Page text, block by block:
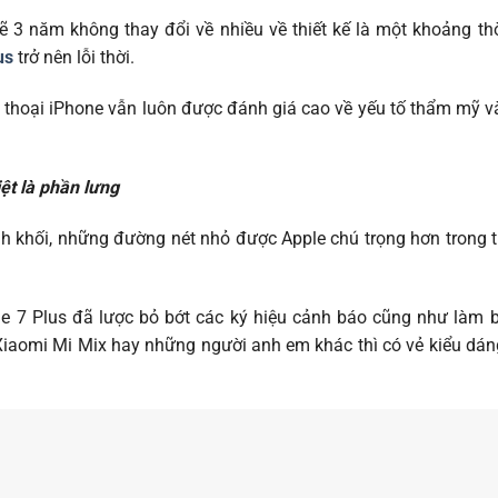
3 năm không thay đổi về nhiều về thiết kế là một khoảng
trở nên lỗi thời.
iPhone vẫn luôn được đánh giá cao về yếu tố thẩm mỹ
là phần lưng
khối, những đường nét nhỏ được Apple chú trọng hơn trong
7 Plus đã lược bỏ bớt các ký hiệu cảnh báo cũng như làm
Mi Mix hay những người anh em khác thì có vẻ kiểu